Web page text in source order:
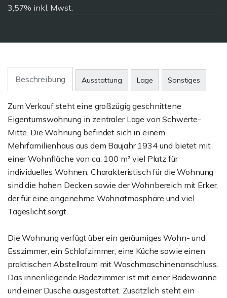
3,57% inkl. Mwst.
Beschreibung Ausstattung Lage Sonstiges
Zum Verkauf steht eine großzügig geschnittene
Eigentumswohnung in zentraler Lage von Schwerte-
Mitte. Die Wohnung befindet sich in einem
Mehrfamilienhaus aus dem Baujahr 1934 und bietet mit
einer Wohnfläche von ca. 100 m² viel Platz für
individuelles Wohnen. Charakteristisch für die Wohnung
sind die hohen Decken sowie der Wohnbereich mit Erker,
der für eine angenehme Wohnatmosphäre und viel
Tageslicht sorgt.
Die Wohnung verfügt über ein geräumiges Wohn- und
Esszimmer, ein Schlafzimmer, eine Küche sowie einen
praktischen Abstellraum mit Waschmaschinenanschluss.
Das innenliegende Badezimmer ist mit einer Badewanne
und einer Dusche ausgestattet. Zusätzlich steht ein